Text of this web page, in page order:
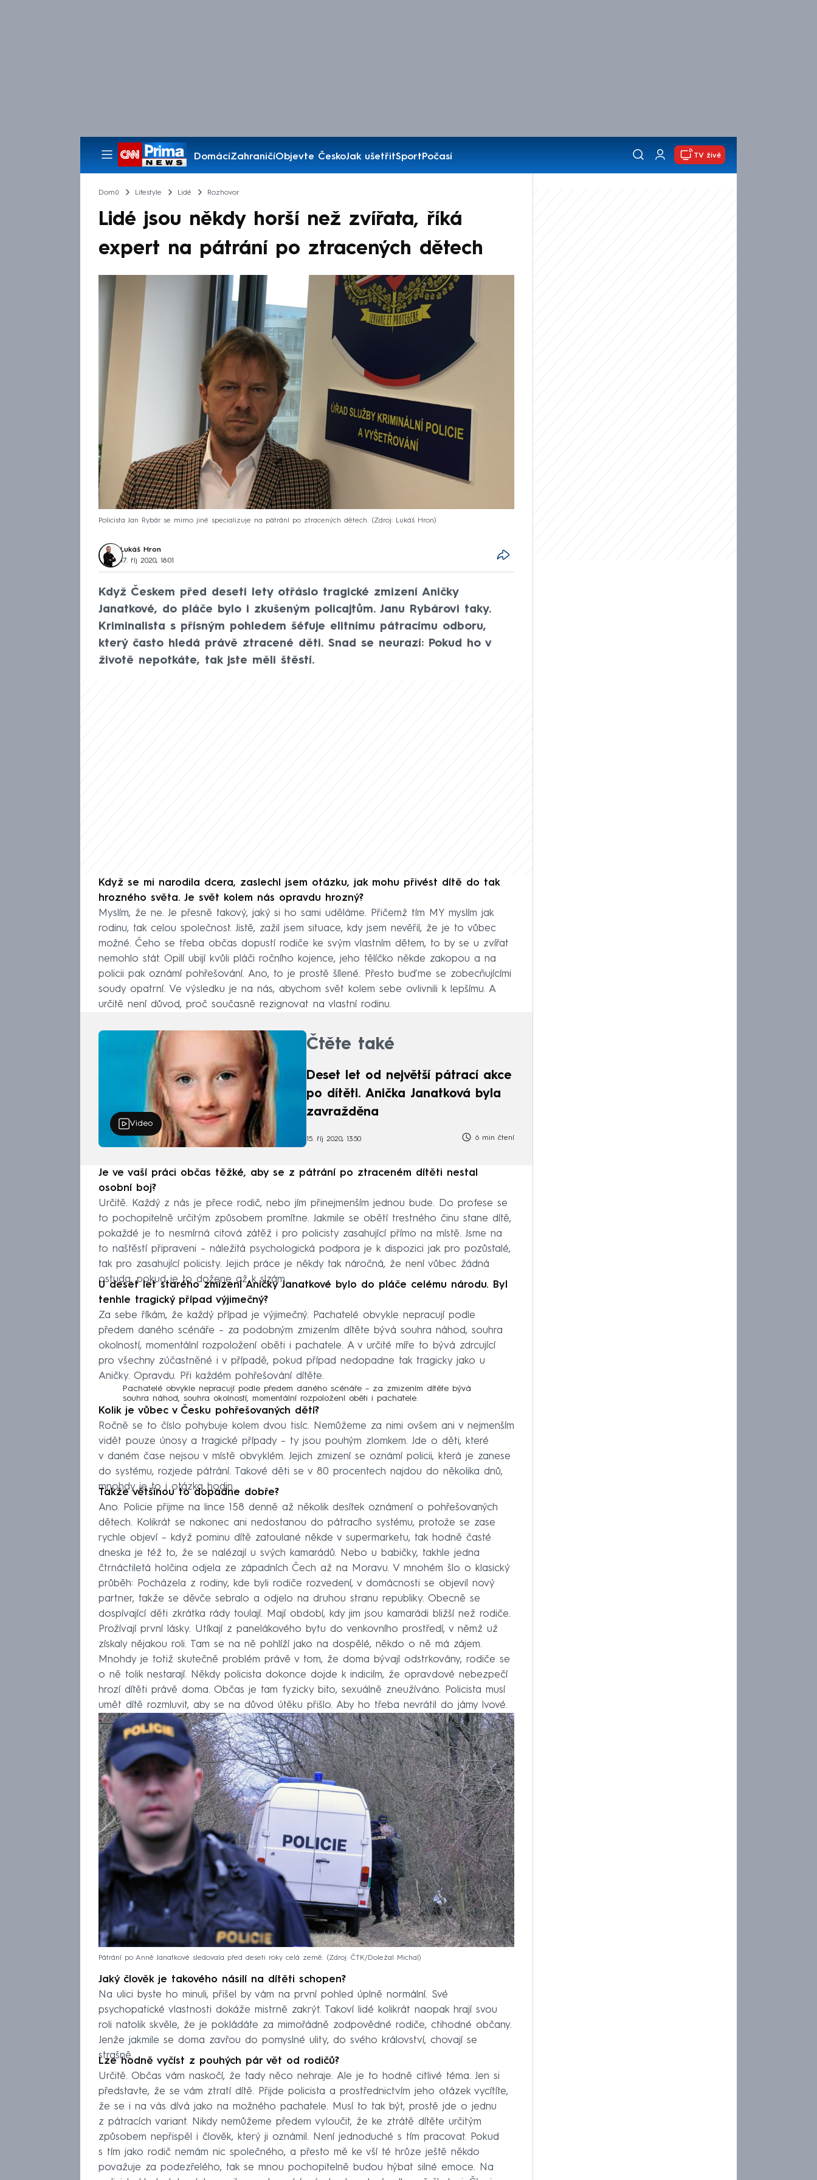
DomácíZahraničíObjevte ČeskoJak ušetřitSportPočasí
Pořady
TV živě
Domů Lifestyle Lidé Rozhovor
Lidé jsou někdy horší než zvířata, říká
expert na pátrání po ztracených dětech
Policista Jan Rybár se mimo jiné specializuje na pátrání po ztracených dětech. Zdroj: Lukáš Hron
Lukáš Hron
17. říj 2020, 18:01
Když Českem před deseti lety otřáslo tragické zmizení Aničky
Janatkové, do pláče bylo i zkušeným policajtům. Janu Rybárovi taky.
Kriminalista s přísným pohledem šéfuje elitnímu pátracímu odboru,
který často hledá právě ztracené děti. Snad se neurazí: Pokud ho v
životě nepotkáte, tak jste měli štěstí.
Když se mi narodila dcera, zaslechl jsem otázku, jak mohu přivést dítě do tak
hrozného světa. Je svět kolem nás opravdu hrozný?
Myslím, že ne. Je přesně takový, jaký si ho sami uděláme. Přičemž tím MY myslím jak
rodinu, tak celou společnost. Jistě, zažil jsem situace, kdy jsem nevěřil, že je to vůbec
možné. Čeho se třeba občas dopustí rodiče ke svým vlastním dětem, to by se u zvířat
nemohlo stát. Opilí ubijí kvůli pláči ročního kojence, jeho tělíčko někde zakopou a na
policii pak oznámí pohřešování. Ano, to je prostě šílené. Přesto buďme se zobecňujícími
soudy opatrní. Ve výsledku je na nás, abychom svět kolem sebe ovlivnili k lepšímu. A
určitě není důvod, proč současně rezignovat na vlastní rodinu.
Video
Čtěte také
Deset let od největší pátrací akce
po dítěti. Anička Janatková byla
zavražděna
15. říj 2020, 13:50 6 min čtení
Je ve vaší práci občas těžké, aby se z pátrání po ztraceném dítěti nestal
osobní boj?
Určitě. Každý z nás je přece rodič, nebo jím přinejmenším jednou bude. Do profese se
to pochopitelně určitým způsobem promítne. Jakmile se obětí trestného činu stane dítě,
pokaždé je to nesmírná citová zátěž i pro policisty zasahující přímo na místě. Jsme na
to naštěstí připraveni – náležitá psychologická podpora je k dispozici jak pro pozůstalé,
tak pro zasahující policisty. Jejich práce je někdy tak náročná, že není vůbec žádná
ostuda, pokud je to dožene až k slzám.
U deset let starého zmizení Aničky Janatkové bylo do pláče celému národu. Byl
tenhle tragický případ výjimečný?
Za sebe říkám, že každý případ je výjimečný. Pachatelé obvykle nepracují podle
předem daného scénáře – za podobným zmizením dítěte bývá souhra náhod, souhra
okolností, momentální rozpoložení oběti i pachatele. A v určité míře to bývá zdrcující
pro všechny zúčastněné i v případě, pokud případ nedopadne tak tragicky jako u
Aničky. Opravdu. Při každém pohřešování dítěte.
Pachatelé obvykle nepracují podle předem daného scénáře – za zmizením dítěte bývá
souhra náhod, souhra okolností, momentální rozpoložení oběti i pachatele.
Kolik je vůbec v Česku pohřešovaných dětí?
Ročně se to číslo pohybuje kolem dvou tisíc. Nemůžeme za nimi ovšem ani v nejmenším
vidět pouze únosy a tragické případy – ty jsou pouhým zlomkem. Jde o děti, které
v daném čase nejsou v místě obvyklém. Jejich zmizení se oznámí policii, která je zanese
do systému, rozjede pátrání. Takové děti se v 80 procentech najdou do několika dnů,
mnohdy je to i otázka hodin.
Takže většinou to dopadne dobře?
Ano. Policie přijme na lince 158 denně až několik desítek oznámení o pohřešovaných
dětech. Kolikrát se nakonec ani nedostanou do pátracího systému, protože se zase
rychle objeví – když pominu dítě zatoulané někde v supermarketu, tak hodně časté
dneska je též to, že se nalézají u svých kamarádů. Nebo u babičky, takhle jedna
čtrnáctiletá holčina odjela ze západních Čech až na Moravu. V mnohém šlo o klasický
průběh: Pocházela z rodiny, kde byli rodiče rozvedení, v domácnosti se objevil nový
partner, takže se děvče sebralo a odjelo na druhou stranu republiky. Obecně se
dospívající děti zkrátka rády toulají. Mají období, kdy jim jsou kamarádi bližší než rodiče.
Prožívají první lásky. Utíkají z panelákového bytu do venkovního prostředí, v němž už
získaly nějakou roli. Tam se na ně pohlíží jako na dospělé, někdo o ně má zájem.
Mnohdy je totiž skutečně problém právě v tom, že doma bývají odstrkovány, rodiče se
o ně tolik nestarají. Někdy policista dokonce dojde k indiciím, že opravdové nebezpečí
hrozí dítěti právě doma. Občas je tam fyzicky bito, sexuálně zneužíváno. Policista musí
umět dítě rozmluvit, aby se na důvod útěku přišlo. Aby ho třeba nevrátil do jámy lvové.
Pátrání po Anně Janatkové sledovala před deseti roky celá země. Zdroj: ČTK/Doležal Michal
Jaký člověk je takového násilí na dítěti schopen?
Na ulici byste ho minuli, přišel by vám na první pohled úplně normální. Své
psychopatické vlastnosti dokáže mistrně zakrýt. Takoví lidé kolikrát naopak hrají svou
roli natolik skvěle, že je pokládáte za mimořádně zodpovědné rodiče, ctihodné občany.
Jenže jakmile se doma zavřou do pomyslné ulity, do svého království, chovají se
strašně.
Lze hodně vyčíst z pouhých pár vět od rodičů?
Určitě. Občas vám naskočí, že tady něco nehraje. Ale je to hodně citlivé téma. Jen si
představte, že se vám ztratí dítě. Přijde policista a prostřednictvím jeho otázek vycítíte,
že se i na vás dívá jako na možného pachatele. Musí to tak být, prostě jde o jednu
z pátracích variant. Nikdy nemůžeme předem vyloučit, že ke ztrátě dítěte určitým
způsobem nepřispěl i člověk, který ji oznámil. Není jednoduché s tím pracovat. Pokud
s tím jako rodič nemám nic společného, a přesto mě ke vší té hrůze ještě někdo
považuje za podezřelého, tak se mnou pochopitelně budou hýbat silné emoce. Na